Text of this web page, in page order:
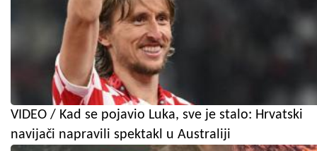
VIDEO / Kad se pojavio Luka, sve je stalo: Hrvatski
navijači napravili spektakl u Australiji